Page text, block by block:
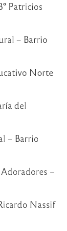
Patricios
– Barrio
Norte
del
– Barrio
–
Nassif